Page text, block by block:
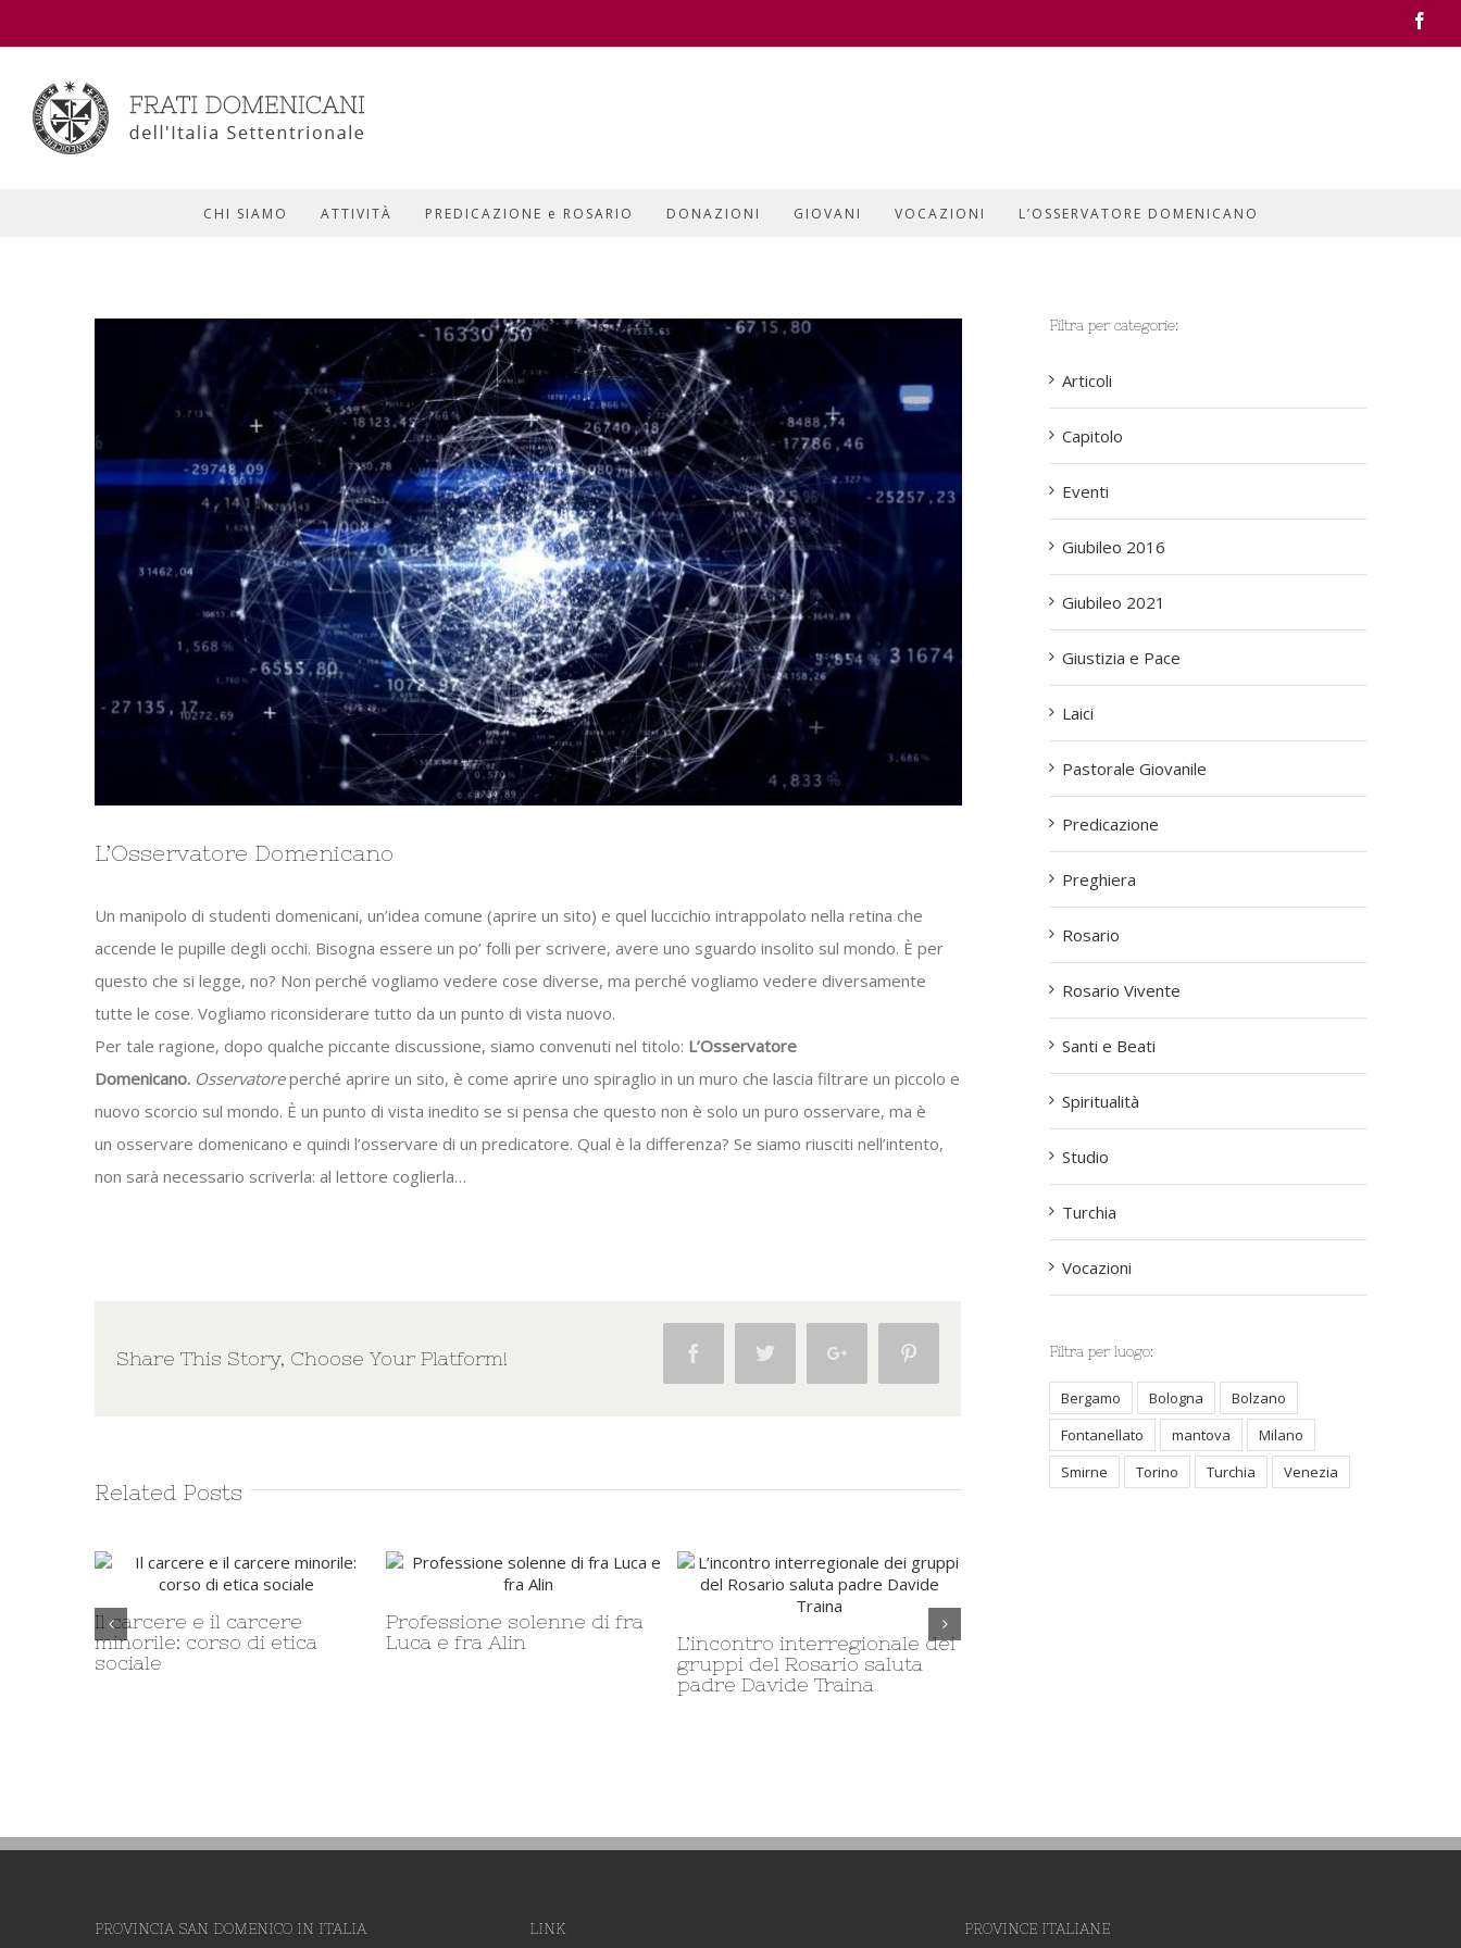
CHI SIAMO ATTIVITÀ PREDICAZIONE e ROSARIO DONAZIONI GIOVANI VOCAZIONI L’OSSERVATORE DOMENICANO
L’Osservatore Domenicano
Un manipolo di studenti domenicani, un’idea comune (aprire un sito) e quel luccichio intrappolato nella retina che
accende le pupille degli occhi. Bisogna essere un po’ folli per scrivere, avere uno sguardo insolito sul mondo. È per
questo che si legge, no? Non perché vogliamo vedere cose diverse, ma perché vogliamo vedere diversamente
tutte le cose. Vogliamo riconsiderare tutto da un punto di vista nuovo.
Per tale ragione, dopo qualche piccante discussione, siamo convenuti nel titolo: L’Osservatore
Domenicano. Osservatoreperché aprire un sito, è come aprire uno spiraglio in un muro che lascia filtrare un piccolo e
nuovo scorcio sul mondo. È un punto di vista inedito se si pensa che questo non è solo un puro osservare, ma è
un osservare domenicano e quindi l’osservare di un predicatore. Qual è la differenza? Se siamo riusciti nell’intento,
non sarà necessario scriverla: al lettore coglierla…
Share This Story, Choose Your Platform! Facebook Twitter Google+
Related Posts
Il carcere e il carcere
minorile: corso di etica
sociale
Professione solenne di fra
Luca e fra Alin
L’incontro interregionale dei
gruppi del Rosario saluta
padre Davide Traina
Filtra per categorie:
Articoli
Capitolo
Eventi
Giubileo 2016
Giubileo 2021
Giustizia e Pace
Laici
Pastorale Giovanile
Predicazione
Preghiera
Rosario
Rosario Vivente
Santi e Beati
Spiritualità
Studio
Turchia
Vocazioni
Filtra per luogo:
Bergamo Bologna
Bolzano
Fontanellato
mantova
Milano
Smirne
Torino Turchia Venezia
PROVINCIA SAN DOMENICO IN ITALIA LINK PROVINCE ITALIANE